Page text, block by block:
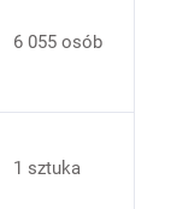
6 055 osób
1 sztuka